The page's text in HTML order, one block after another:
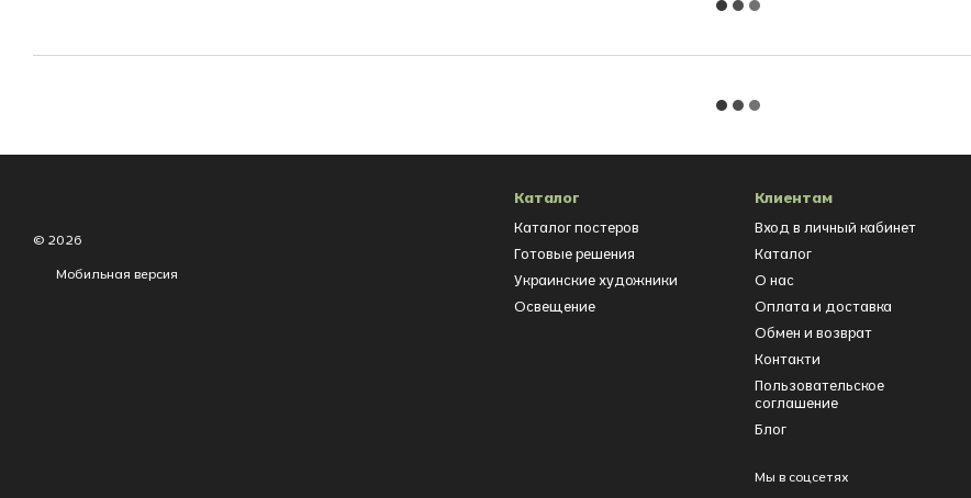
© 2026
Мобильная версия
Каталог
Каталог постеров
Готовые решения
Украинские художники
Освещение
Клиентам
Вход в личный кабинет
Каталог
О нас
Оплата и доставка
Обмен и возврат
Контакти
Пользовательское
соглашение
Блог
Мы в соцсетях